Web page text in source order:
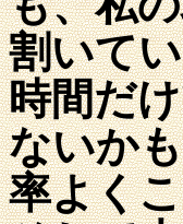
割いて
時間だ
ないか
率よく